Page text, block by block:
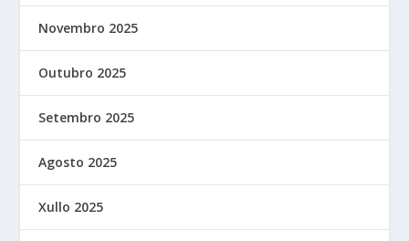
Novembro 2025
Outubro 2025
Setembro 2025
Agosto 2025
Xullo 2025